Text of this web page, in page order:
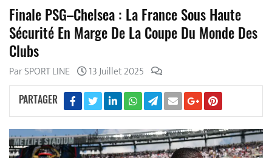
Finale PSG–Chelsea : La France Sous Haute
Sécurité En Marge De La Coupe Du Monde Des
Clubs
Par SPORT LINE 13 Juillet 2025
PARTAGER